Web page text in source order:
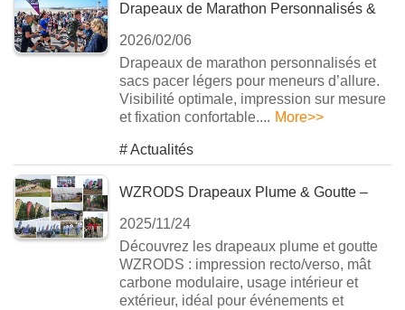
Drapeaux de Marathon Personnalisés &
Sacs Pacer
2026/02/06
Drapeaux de marathon personnalisés et
sacs pacer légers pour meneurs d’allure.
Visibilité optimale, impression sur mesure
et fixation confortable.... More>>
#Actualités
WZRODS Drapeaux Plume & Goutte –
Publicité Visible
2025/11/24
Découvrez les drapeaux plume et goutte
WZRODS : impression recto/verso, mât
carbone modulaire, usage intérieur et
extérieur, idéal pour événements et